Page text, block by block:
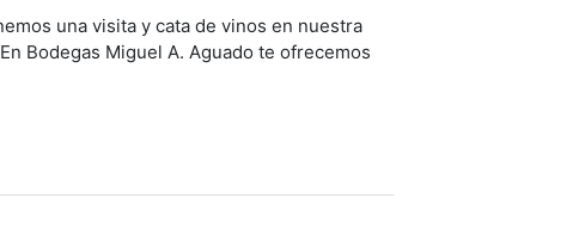
una visita y cata de vinos en nuestra
Bodegas Miguel A. Aguado te ofrecemos